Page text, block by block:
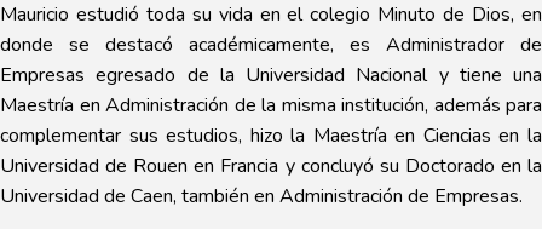
Mauricio estudió toda su vida en el colegio Minuto de Dios, en
donde se destacó académicamente, es Administrador de
Empresas egresado de la Universidad Nacional y tiene una
Maestría en Administración de la misma institución, además para
complementar sus estudios, hizo la Maestría en Ciencias en la
Universidad de Rouen en Francia y concluyó su Doctorado en la
Universidad de Caen, también en Administración de Empresas.